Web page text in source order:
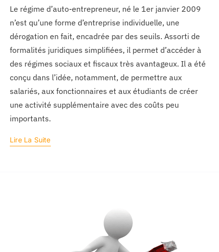
Le régime d’auto-entrepreneur, né le 1er janvier 2009
n’est qu’une forme d’entreprise individuelle, une
dérogation en fait, encadrée par des seuils. Assorti de
formalités juridiques simplifiées, il permet d’accéder à
des régimes sociaux et fiscaux très avantageux. Il a été
conçu dans l’idée, notamment, de permettre aux
salariés, aux fonctionnaires et aux étudiants de créer
une activité supplémentaire avec des coûts peu
importants.
Lire La Suite